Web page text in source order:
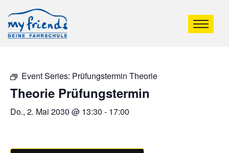
Event Series: Prüfungstermin Theorie
Theorie Prüfungstermin
Do., 2. Mai 2030 @ 13:30 - 17:00